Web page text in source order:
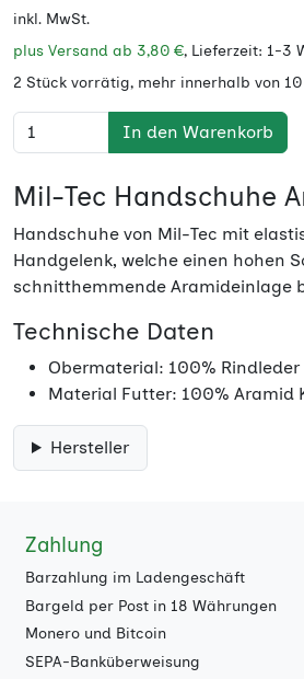
inkl. MwSt.
plus Versand ab 3,80 €, Lieferzeit: 1-3
2 Stück vorrätig, mehr innerhalb von 10
In den Warenkorb
Mil-Tec Handschuhe
Handschuhe von Mil-Tec mit
Handgelenk, welche einen hohen
schnitthemmende Aramideinlage
Technische Daten
Obermaterial: 100% Rindleder
Material Futter: 100% Aramid
Hersteller
Zahlung
Barzahlung im Ladengeschäft
Bargeld per Post in 18 Währungen
Monero und Bitcoin
SEPA-Banküberweisung